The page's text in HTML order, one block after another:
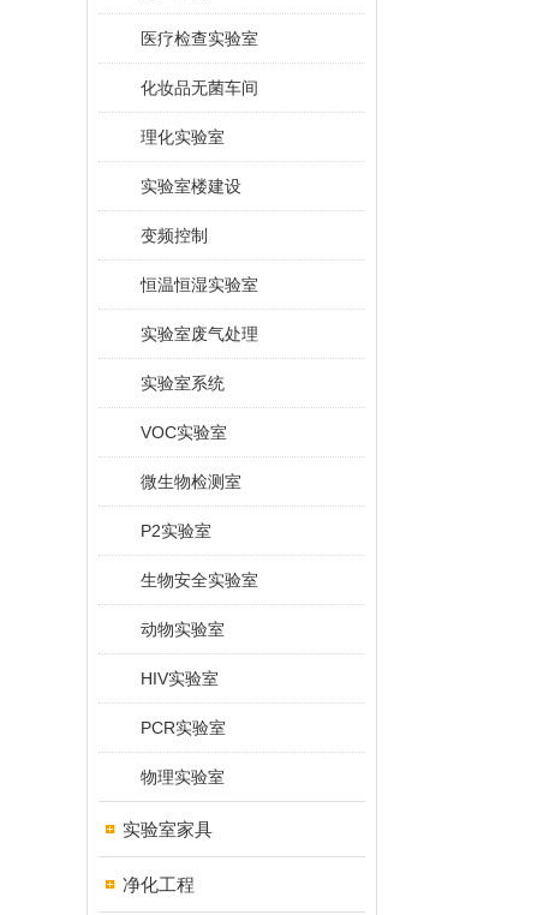
医疗检查实验室
化妆品无菌车间
理化实验室
实验室楼建设
变频控制
恒温恒湿实验室
实验室废气处理
实验室系统
VOC实验室
微生物检测室
P2实验室
生物安全实验室
动物实验室
HIV实验室
PCR实验室
物理实验室
实验室家具
净化工程